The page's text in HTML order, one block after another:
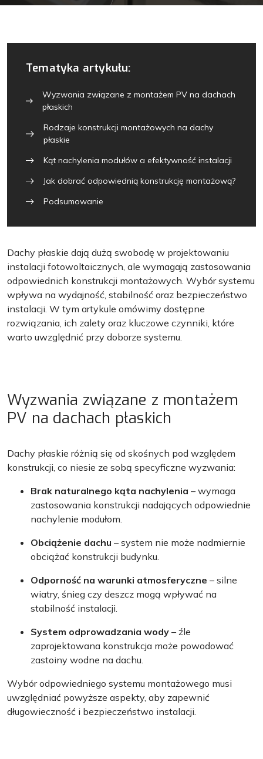
Tematyka artykułu:
Wyzwania związane z montażem PV na dachach
płaskich
Rodzaje konstrukcji montażowych na dachy
płaskie
Kąt nachylenia modułów a efektywność instalacji
Jak dobrać odpowiednią konstrukcję montażową?
Podsumowanie
Dachy płaskie dają dużą swobodę w projektowaniu
instalacji fotowoltaicznych, ale wymagają zastosowania
odpowiednich konstrukcji montażowych. Wybór systemu
wpływa na wydajność, stabilność oraz bezpieczeństwo
instalacji. W tym artykule omówimy dostępne
rozwiązania, ich zalety oraz kluczowe czynniki, które
warto uwzględnić przy doborze systemu.
Wyzwania związane z montażem
PV na dachach płaskich
Dachy płaskie różnią się od skośnych pod względem
konstrukcji, co niesie ze sobą specyficzne wyzwania:
Brak naturalnego kąta nachylenia – wymaga
zastosowania konstrukcji nadających odpowiednie
nachylenie modułom.
Obciążenie dachu – system nie może nadmiernie
obciążać konstrukcji budynku.
Odporność na warunki atmosferyczne – silne
wiatry, śnieg czy deszcz mogą wpływać na
stabilność instalacji.
System odprowadzania wody – źle
zaprojektowana konstrukcja może powodować
zastoiny wodne na dachu.
Wybór odpowiedniego systemu montażowego musi
uwzględniać powyższe aspekty, aby zapewnić
długowieczność i bezpieczeństwo instalacji.